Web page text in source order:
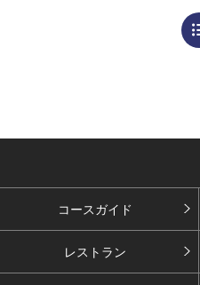
コースガイド
レストラン